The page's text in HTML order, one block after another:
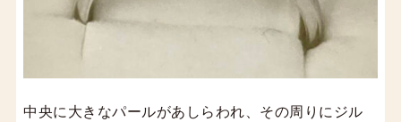
中央に大きなパールがあしらわれ、その周りにジル